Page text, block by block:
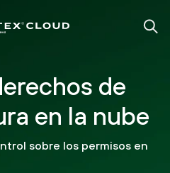
de
en la nube
sobre los permisos en